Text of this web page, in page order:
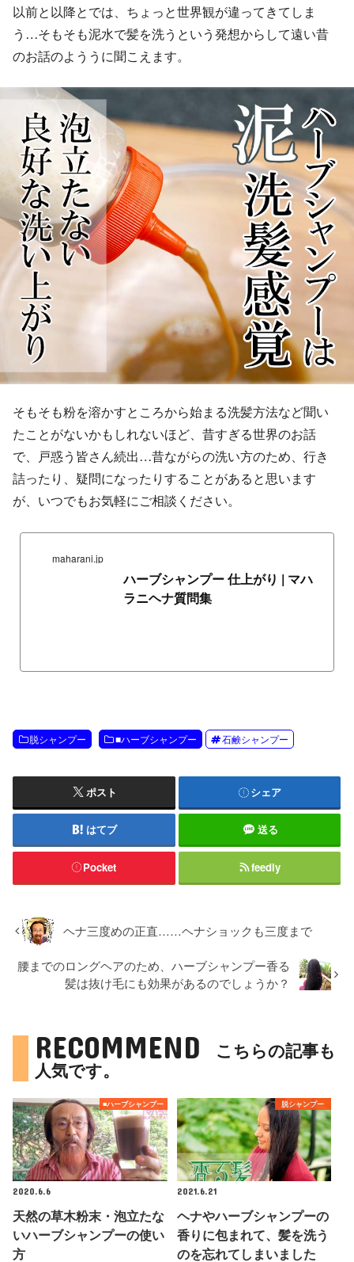
以前と以降とでは、ちょっと世界観が違ってきてしま
う…そもそも泥水で髪を洗うという発想からして遠い昔
のお話のよううに聞こえます。
そもそも粉を溶かすところから始まる洗髪方法など聞い
たことがないかもしれないほど、昔すぎる世界のお話
で、戸惑う皆さん続出…昔ながらの洗い方のため、行き
詰ったり、疑問になったりすることがあると思います
が、いつでもお気軽にご相談ください。
maharani.jp
ハーブシャンプー 仕上がり | マハ
ラニヘナ質問集
脱シャンプー ■ハーブシャンプー 石鹸シャンプー
ポスト シェア
はてブ 送る
Pocket feedly
ヘナ三度めの正直……ヘナショックも三度まで
腰までのロングヘアのため、ハーブシャンプー香る
髪は抜け毛にも効果があるのでしょうか？
RECOMMEND
こちらの記事も
人気です。
■ハーブシャンプー
2020.6.6
天然の草木粉末・泡立たな
いハーブシャンプーの使い
方
脱シャンプー
2021.6.21
ヘナやハーブシャンプーの
香りに包まれて、髪を洗う
のを忘れてしまいました